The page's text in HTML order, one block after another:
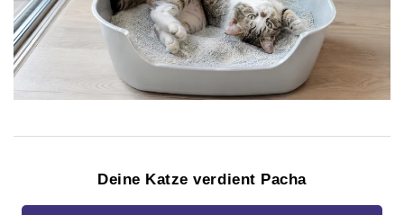
Deine Katze verdient Pacha